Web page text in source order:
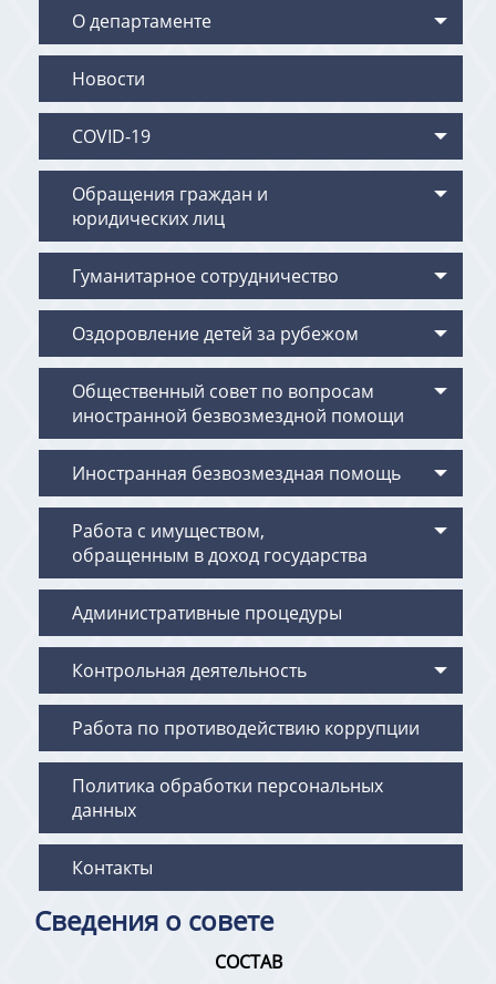
О департаменте
Новости
COVID-19
Обращения граждан и
юридических лиц
Гуманитарное сотрудничество
Оздоровление детей за рубежом
Общественный совет по вопросам
иностранной безвозмездной помощи
Иностранная безвозмездная помощь
Работа с имуществом,
обращенным в доход государства
Административные процедуры
Контрольная деятельность
Работа по противодействию коррупции
Политика обработки персональных
данных
Контакты
Сведения о совете
СОСТАВ